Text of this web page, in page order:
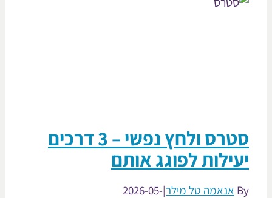
אותם
רגשות חרדה
ושקט נפשי
סטרס ולחץ נפשי – 3 דרכים
לפוגג אותם
אנאמה טל מילר|
2026-05-